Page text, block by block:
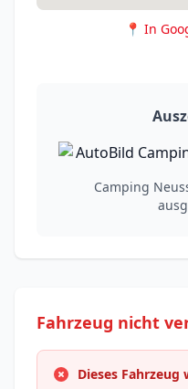
📍 In
Camping
Fahrzeug nicht
Dieses